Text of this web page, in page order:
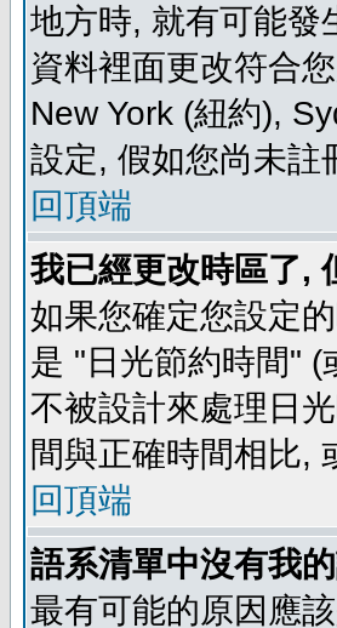
地方時, 就有可能發
資料裡面更改符合
New York (紐約),
設定, 假如您尚未註
回頂端
我已經更改時區了,
如果您確定您設定
是 "日光節約時間"
不被設計來處理日
間與正確時間相比,
回頂端
語系清單中沒有我
最有可能的原因應